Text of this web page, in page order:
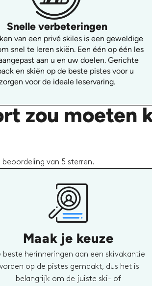
Snelle verbeteringen
van een privé skiles is een geweldige
snel te leren skiën. Een één op één les
aan u en uw doelen. Gerichte
en skiën op de beste pistes voor u
voor de ideale leservaring.
zou moeten
van 5 sterren.
Maak je keuze
beste herinneringen aan een skivakantie
op de pistes gemaakt, dus het is
belangrijk om de juiste ski- of